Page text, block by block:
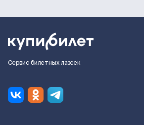
Сервис билетных лазеек